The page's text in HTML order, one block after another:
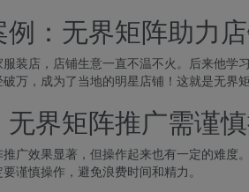
例：无界矩阵助力
装店，店铺生意一直不温不火。后来他学
万，成为了当地的明星店铺！这就是无界
界矩阵推广需谨
推广效果显著，但操作起来也有一定的难
谨慎操作，避免浪费时间和精力。